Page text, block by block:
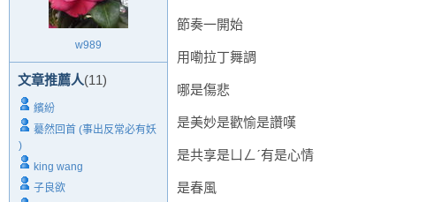
w989
文章推薦人(11)
繽紛
驀然回首 (事出反常必有妖
)
king wang
子良欲
節奏一開始
用嘞拉丁舞調
哪是傷悲
是美妙是歡愉是讚嘆
是共享是ㄩㄥˊ有是心情
是春風